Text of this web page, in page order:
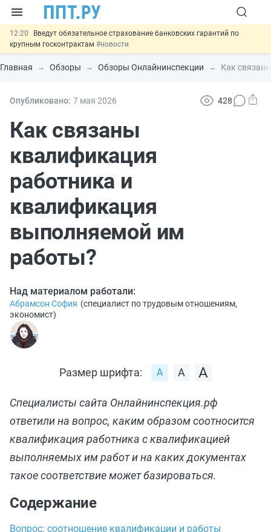
12:20
Введут обязательное страхование банковских гарантий по
крупным госконтрактам #новости
11:12 Закон об ИИ синхронизируют с Гражданским кодексом#новости
00:01
10 августа: важные документы, вступающие в силу сегодня
13:02
платформу ГИС ЕЦП до 31 августа#новости
Главная Обзоры Обзоры Онлайнинспекции Как
Опубликовано: 7 мая 2026 428
Как связаны
квалификация
работника и
квалификация
выполняемой им
работы?
Над материалом работали:
Абрамсон София (специалист по трудовым отношениям,
экономист)
Размер шрифта:
Специалисты сайта Онлайнинспекция.рф
ответили на вопрос, каким образом соотносится
квалификация работника с квалификацией
выполняемых им работ и на каких документах
такое соответствие может базироваться.
Содержание
Вопрос: соотношение квалификации и работы